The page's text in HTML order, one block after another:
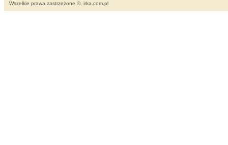
Wszelkie prawa zastrzeżone ©, irka.com.pl